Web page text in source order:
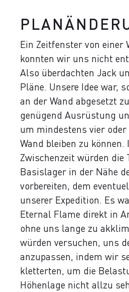
Ein Zeitfenster von einer
konnten wir uns nicht
Also überdachten Jack
Pläne. Unsere Idee war,
an der Wand abgesetzt
genügend Ausrüstung
um mindestens vier
Wand bleiben zu können.
Zwischenzeit würden die
Basislager in der Nähe
vorbereiten, dem
unserer Expedition. Es
Eternal Flame direkt in
ohne uns lange zu
würden versuchen, uns
anzupassen, indem wir
kletterten, um die
Höhenlage nicht allzu